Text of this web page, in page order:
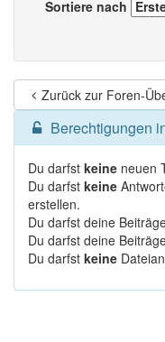
Sortiere nach
Zurück zur Foren-
Berechtigungen
Du darfst keine neuen
Du darfst keine
erstellen.
Du darfst deine
Du darfst deine
Du darfst keine